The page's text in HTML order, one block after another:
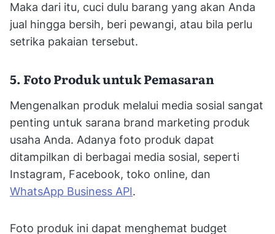
Maka dari itu, cuci dulu barang yang akan Anda
jual hingga bersih, beri pewangi, atau bila perlu
setrika pakaian tersebut.
5. Foto Produk untuk Pemasaran
Mengenalkan produk melalui media sosial sangat
penting untuk sarana brand marketing produk
usaha Anda. Adanya foto produk dapat
ditampilkan di berbagai media sosial, seperti
Instagram, Facebook, toko online, dan
WhatsApp Business API.
Foto produk ini dapat menghemat budget